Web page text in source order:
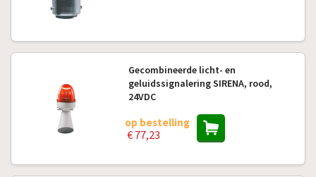
Gecombineerde licht- en
geluidssignalering SIRENA, rood,
24VDC
op bestelling
€ 77,23